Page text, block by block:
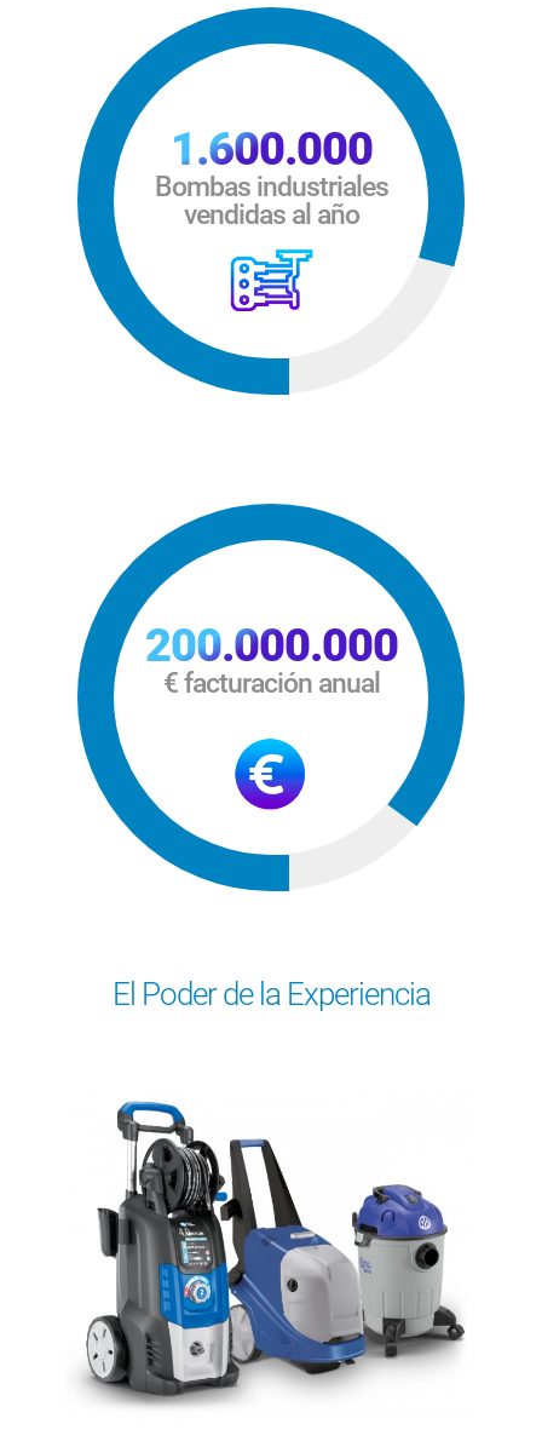
1.600.000
Bombas industriales
vendidas al año
200.000.000
€ facturación anual
El Poder de la Experiencia